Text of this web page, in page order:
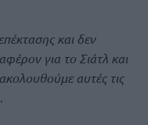
και δεν
για το Σιάτλ και
αυτές τις